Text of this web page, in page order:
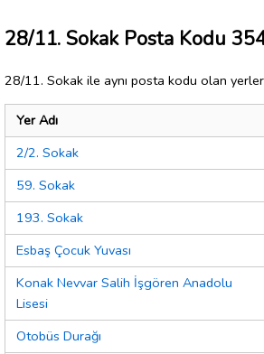
28/11. Sokak Posta Kodu
28/11. Sokak ile aynı posta kodu olan
Yer Adı
2/2. Sokak
59. Sokak
193. Sokak
Esbaş Çocuk Yuvası
Konak Nevvar Salih İşgören Anadolu
Lisesi
Otobüs Durağı